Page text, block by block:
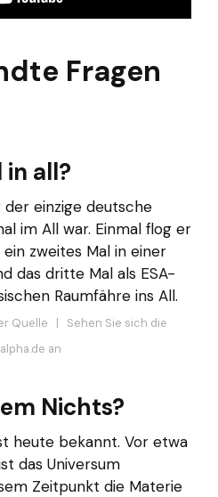
Fragen
in all?
einzige deutsche
im All war. Einmal flog er
zweites Mal in einer
das dritte Mal als ESA-
Raumfähre ins All.
Quelle | Sehen Sie sich die
an
Nichts?
heute bekannt. Vor etwa
das Universum
Zeitpunkt die Materie